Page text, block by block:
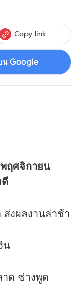
Copy link
น Google
ฤศจิกายน
ผลงานล่าช้า
ช่างพูด